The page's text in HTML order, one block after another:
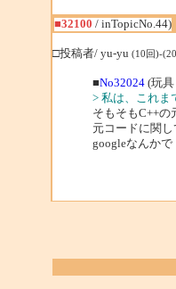
■32100 / inTopicNo.44)
□投稿者/ yu-yu (10回)-
■No32024(玩具
> 私は、これま
そもそもC++
元コードに関
googleなんか